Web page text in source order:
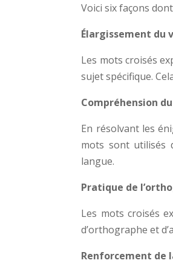
Voici six façons
Élargissement du
Les mots croisés
sujet spécifique.
Compréhension
En résolvant les
mots sont utilisés
langue.
Pratique de
Les mots croisés
d’orthographe et
Renforcement de